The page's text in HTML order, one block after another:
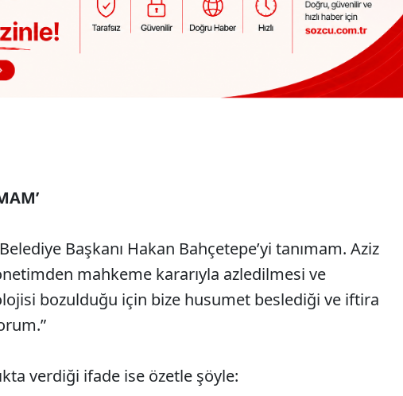
Başkanı Hakan Bahçetepe’yi tanımam. Aziz
mahkeme kararıyla azledilmesi ve
bozulduğu için bize husumet beslediği ve iftira
verdiği ifade ise özetle şöyle: